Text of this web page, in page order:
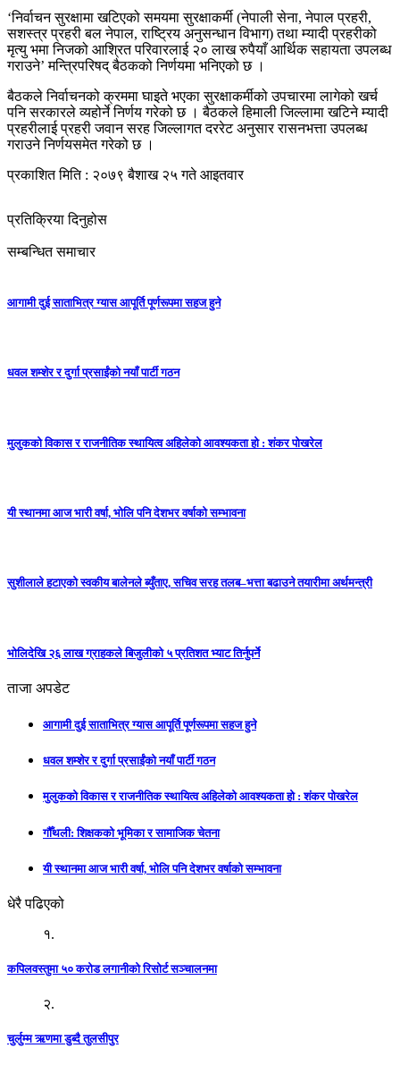
‘निर्वाचन सुरक्षामा खटिएको समयमा सुरक्षाकर्मी (नेपाली सेना, नेपाल प्रहरी,
सशस्त्र प्रहरी बल नेपाल, राष्ट्रिय अनुसन्धान विभाग) तथा म्यादी प्रहरीको
मृत्यु भमा निजको आश्रित परिवारलाई २० लाख रुपैयाँ आर्थिक सहायता उपलब्ध
गराउने’ मन्त्रिपरिषद् बैठकको निर्णयमा भनिएको छ ।
बैठकले निर्वाचनको क्रममा घाइते भएका सुरक्षाकर्मीको उपचारमा लागेको खर्च
पनि सरकारले व्यहोर्ने निर्णय गरेको छ । बैठकले हिमाली जिल्लामा खटिने म्यादी
प्रहरीलाई प्रहरी जवान सरह जिल्लागत दररेट अनुसार रासनभत्ता उपलब्ध
गराउने निर्णयसमेत गरेको छ ।
प्रकाशित मिति : २०७९ बैशाख २५ गते आइतवार
प्रतिक्रिया दिनुहोस
सम्बन्धित समाचार
आगामी दुई साताभित्र ग्यास आपूर्ति पूर्णरूपमा सहज हुने
धवल शम्शेर र दुर्गा प्रसाईंको नयाँ पार्टी गठन
मुलुकको विकास र राजनीतिक स्थायित्व अहिलेको आवश्यकता हो : शंकर पोखरेल
यी स्थानमा आज भारी वर्षा, भोलि पनि देशभर वर्षाको सम्भावना
सुशीलाले हटाएको स्वकीय बालेनले ब्युँताए, सचिव सरह तलब–भत्ता बढाउने तयारीमा अर्थमन्त्री
भोलिदेखि २६ लाख ग्राहकले बिजुलीको ५ प्रतिशत भ्याट तिर्नुपर्ने
ताजा अपडेट
आगामी दुई साताभित्र ग्यास आपूर्ति पूर्णरूपमा सहज हुने
धवल शम्शेर र दुर्गा प्रसाईंको नयाँ पार्टी गठन
मुलुकको विकास र राजनीतिक स्थायित्व अहिलेको आवश्यकता हो : शंकर पोखरेल
गौँथली: शिक्षकको भूमिका र सामाजिक चेतना
यी स्थानमा आज भारी वर्षा, भोलि पनि देशभर वर्षाको सम्भावना
धेरै पढिएको
१.
कपिलवस्तुमा ५० करोड लगानीको रिसोर्ट सञ्चालनमा
२.
चुर्लुम्म ऋणमा डुब्दै तुलसीपुर